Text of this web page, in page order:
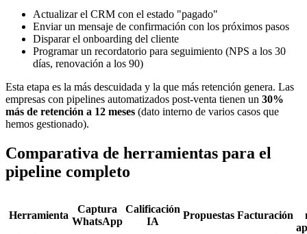
Actualizar el CRM con el estado "pagado"
Enviar un mensaje de confirmación con los próximos pasos
Disparar el onboarding del cliente
Programar un recordatorio para seguimiento (NPS a los 30
días, renovación a los 90)
Esta etapa es la más descuidada y la que más retención genera. Las
empresas con pipelines automatizados post-venta tienen un 30%
más de retención a 12 meses (dato interno de varios casos que
hemos gestionado).
Comparativa de herramientas para el
pipeline completo
Herramienta
Captura
WhatsApp
Calificación
IA
Propuestas Facturación